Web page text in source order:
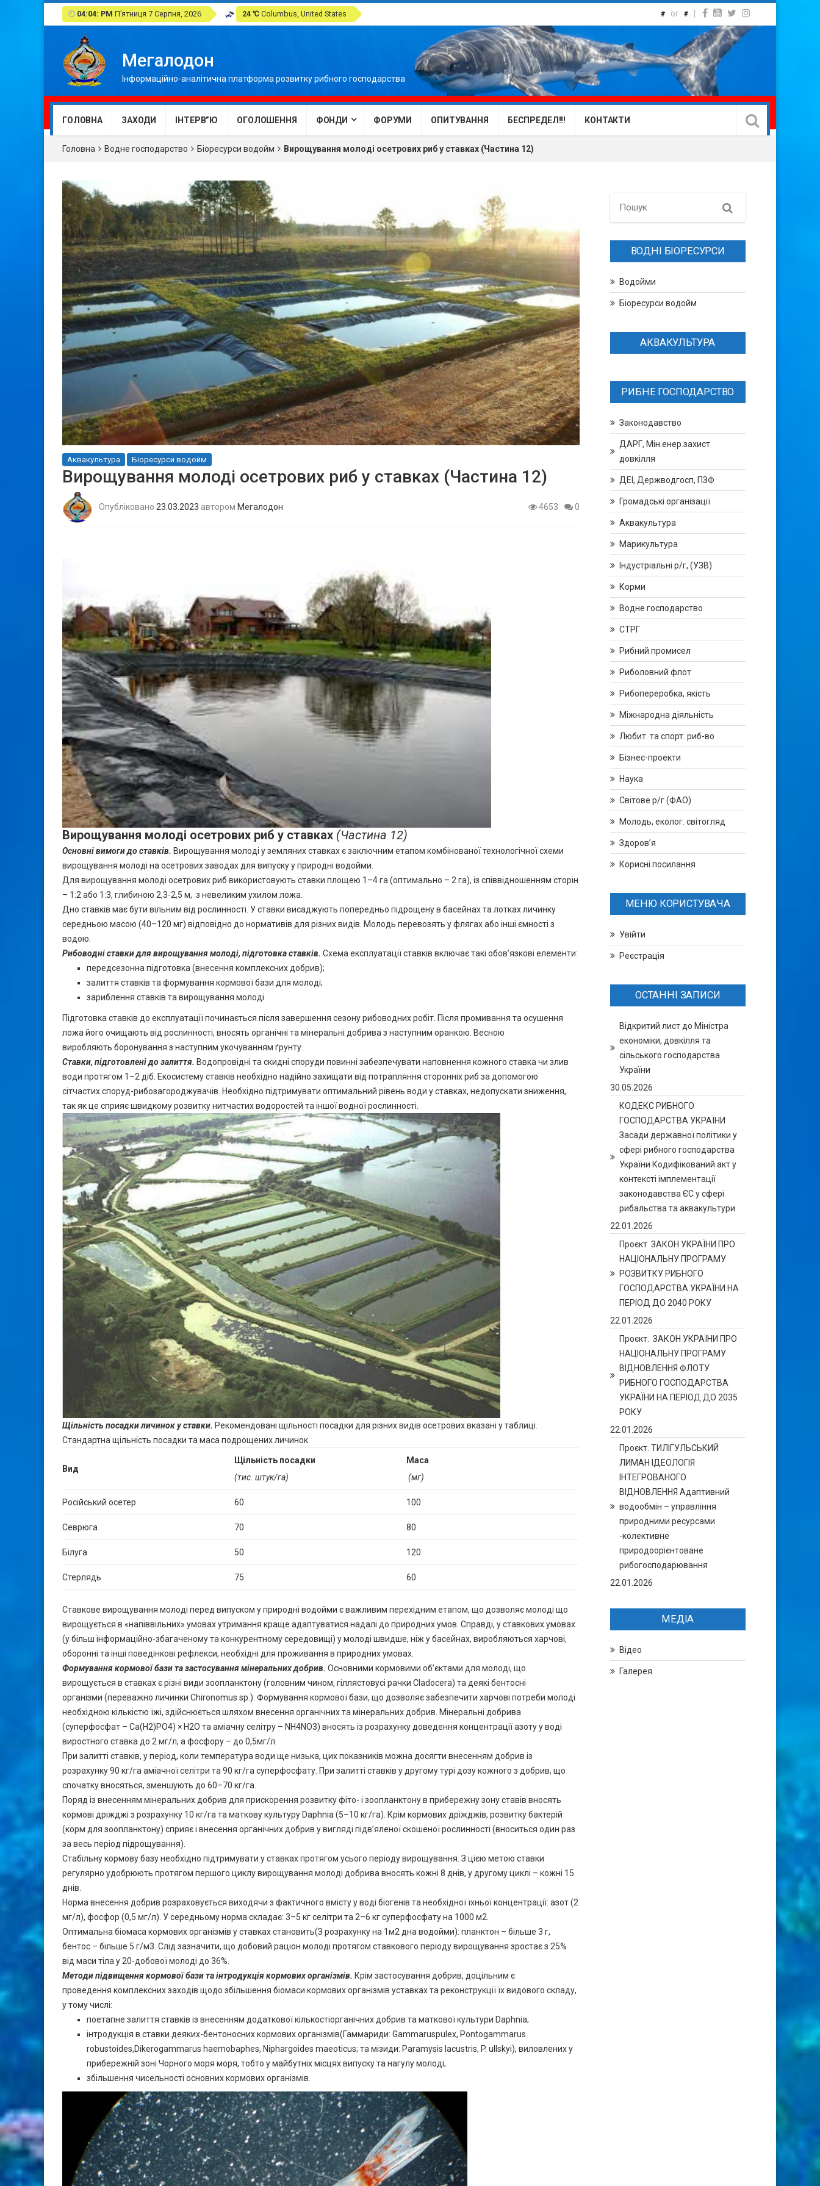
04:04: PM П’ятниця 7 Серпня, 2026 24 ℃ Columbus, United States # or #
Мегалодон
Інформаційно-аналітична платформа розвитку рибного господарства
ГОЛОВНА ЗАХОДИ ІНТЕРВ”Ю ОГОЛОШЕННЯ ФОНДИ ФОРУМИ ОПИТУВАННЯ БЕСПРЕДЕЛ!!! КОНТАКТИ
Головна Водне господарство Біоресурси водойм Вирощування молоді осетрових риб у ставках (Частина 12)
Аквакультура Біоресурси водойм
Вирощування молоді осетрових риб у ставках (Частина 12)
Опубліковано 23.03.2023 автором Мегалодон 4653 0
Вирощування молоді осетрових риб у ставках (Частина 12)
Основні вимоги до ставків. Вирощування молоді у земляних ставках є заключним етапом комбінованої технологічної схеми
вирощування молоді на осетрових заводах для випуску у природні водойми.
Для вирощування молоді осетрових риб використовують ставки площею 1–4 га (оптимально – 2 га), із співвідношенням сторін
– 1:2 або 1:3, глибиною 2,3-2,5 м, з невеликим ухилом ложа.
Дно ставків має бути вільним від рослинності. У ставки висаджують попередньо підрощену в басейнах та лотках личинку
середньою масою (40–120 мг) відповідно до нормативів для різних видів. Молодь перевозять у флягах або інші ємності з
водою.
Рибоводні ставки для вирощування молоді, підготовка ставків. Схема експлуатації ставків включає такі обов’язкові елементи:
передсезонна підготовка (внесення комплексних добрив);
залиття ставків та формування кормової бази для молоді;
зариблення ставків та вирощування молоді.
Підготовка ставків до експлуатації починається після завершення сезону рибоводних робіт. Після промивання та осушення
ложа його очищають від рослинності, вносять органічні та мінеральні добрива з наступним оранкою. Весною
виробляють боронування з наступним укочуванням ґрунту.
Ставки, підготовлені до залиття. Водопровідні та скидні споруди повинні забезпечувати наповнення кожного ставка чи злив
води протягом 1–2 діб. Екосистему ставків необхідно надійно захищати від потрапляння сторонніх риб за допомогою
сітчастих споруд-рибозагороджувачів. Необхідно підтримувати оптимальний рівень води у ставках, недопускати зниження,
так як це сприяє швидкому розвитку нитчастих водоростей та іншої водної рослинності.
Щільність посадки личинок у ставки. Рекомендовані щільності посадки для різних видів осетрових вказані у таблиці.
Стандартна щільність посадки та маса подрощених личинок
Вид
Щільність посадки
(тис. штук/га)
Маса
(мг)
Російський осетер 60 100
Севрюга 70 80
Білуга 50 120
Стерлядь 75 60
Ставкове вирощування молоді перед випуском у природні водойми є важливим перехідним етапом, що дозволяє молоді що
вирощується в «напіввільних» умовах утримання краще адаптуватися надалі до природних умов. Справді, у ставкових умовах
(у більш інформаційно-збагаченому та конкурентному середовищі) у молоді швидше, ніж у басейнах, виробляються харчові,
оборонні та інші поведінкові рефлекси, необхідні для проживання в природних умовах.
Формування кормової бази та застосування мінеральнихдобрив. Основними кормовими об’єктами для молоді, що
вирощується в ставках є різні види зоопланктону (головним чином, гіллястовусі рачки Cladocera) та деякі бентосні
організми (переважно личинки Chironomus sp.). Формування кормової бази, що дозволяє забезпечити харчові потреби молоді
необхідною кількістю їжі, здійснюється шляхом внесення органічних та мінеральних добрив. Мінеральні добрива
(суперфосфат – Ca(H2)PO4) × H2O та аміачну селітру – NH4NO3) вносять із розрахунку доведення концентрації азоту у воді
виростного ставка до 2 мг/л, а фосфору – до 0,5мг/л.
При залитті ставків, у період, коли температура води ще низька, цих показників можна досягти внесенням добрив із
розрахунку 90 кг/га аміачної селітри та 90 кг/га суперфосфату. При залитті ставків у другому турі дозу кожного з добрив, що
спочатку вносяться, зменшують до 60–70 кг/га.
Поряд із внесенням мінеральних добрив для прискорення розвитку фіто- і зоопланктону в прибережну зону ставів вносять
кормові дріжджі з розрахунку 10 кг/га та маткову культуру Daphnia (5–10 кг/га). Крім кормових дріжджів, розвитку бактерій
(корм для зоопланктону) сприяє і внесення органічних добрив у вигляді підв’яленої скошеної рослинності (вноситься один раз
за весь період підрощування).
Стабільну кормову базу необхідно підтримувати у ставках протягом усього періоду вирощування. З цією метою ставки
регулярно удобрюють протягом першого циклу вирощування молоді добрива вносять кожні 8 днів, у другому циклі – кожні 15
днів.
Норма внесення добрив розраховується виходячи з фактичного вмісту у воді біогенів та необхідної їхньої концентрації: азот (2
мг/л), фосфор (0,5 мг/л). У середньому норма складає: 3–5 кг селітри та 2–6 кг суперфосфату на 1000 м2.
Оптимальна біомаса кормових організмів у ставках становить(З розрахунку на 1м2 дна водойми): планктон – більше 3 г,
бентос – більше 5 г/м3. Слід зазначити, що добовий раціон молоді протягом ставкового періоду вирощування зростає з 25%
від маси тіла у 20-добової молоді до 36%.
Методи підвищення кормової бази та інтродукція кормовихорганізмів. Крім застосування добрив, доцільним є
проведення комплексних заходів щодо збільшення біомаси кормових організмів уставках та реконструкції їх видового складу,
у тому числі:
поетапне залиття ставків із внесенням додаткової кількостіорганічних добрив та маткової культури Daphnia;
інтродукція в ставки деяких-бентоносних кормових організмів(Гаммариди: Gammaruspulex, Pontogammarus
robustoides,Dikerogammarus haemobaphes, Niphargoides maeoticus; та мізиди: Paramysis lacustris, P. ullskyi), виловлених у
прибережній зоні Чорного моря моря, тобто у майбутніх місцях випуску та нагулу молоді;
збільшення чисельності основних кормових організмів.
Search
ВОДНІ БІОРЕСУРСИ
Водойми
Біоресурси водойм
АКВАКУЛЬТУРА
РИБНЕ ГОСПОДАРСТВО
Законодавство
ДАРГ, Мін.енер.захист
довкілля
ДЕІ, Держводгосп, ПЗФ
Громадські організації
Аквакультура
Марикультура
Індустріальні р/г, (УЗВ)
Корми
Водне господарство
СТРГ
Рибний промисел
Риболовний флот
Рибопереробка, якість
Міжнародна діяльність
Любит. та спорт. риб-во
Бізнес-проекти
Наука
Світове р/г (ФАО)
Молодь, еколог. світогляд
Здоров’я
Корисні посилання
МЕНЮ КОРИСТУВАЧА
Увійти
Реєстрація
ОСТАННІ ЗАПИСИ
Відкритий лист до Міністра
економіки, довкілля та
сільського господарства
України
30.05.2026
КОДЕКС РИБНОГО
ГОСПОДАРСТВА УКРАЇНИ
Засади державної політики у
сфері рибного господарства
України Кодифікований акт у
контексті імплементації
законодавства ЄС у сфері
рибальства та аквакультури
22.01.2026
Проєкт ЗАКОН УКРАЇНИ ПРО
НАЦІОНАЛЬНУ ПРОГРАМУ
РОЗВИТКУ РИБНОГО
ГОСПОДАРСТВА УКРАЇНИ НА
ПЕРІОД ДО 2040 РОКУ
22.01.2026
Проєкт. ЗАКОН УКРАЇНИ ПРО
НАЦІОНАЛЬНУ ПРОГРАМУ
ВІДНОВЛЕННЯ ФЛОТУ
РИБНОГО ГОСПОДАРСТВА
УКРАЇНИ НА ПЕРІОД ДО 2035
РОКУ
22.01.2026
Проєкт. ТИЛІГУЛЬСЬКИЙ
ЛИМАН ІДЕОЛОГІЯ
ІНТЕГРОВАНОГО
ВІДНОВЛЕННЯ Адаптивний
водообмін – управління
природними ресурсами
-колективне
природоорієнтоване
рибогосподарювання
22.01.2026
МЕДІА
Відео
Галерея